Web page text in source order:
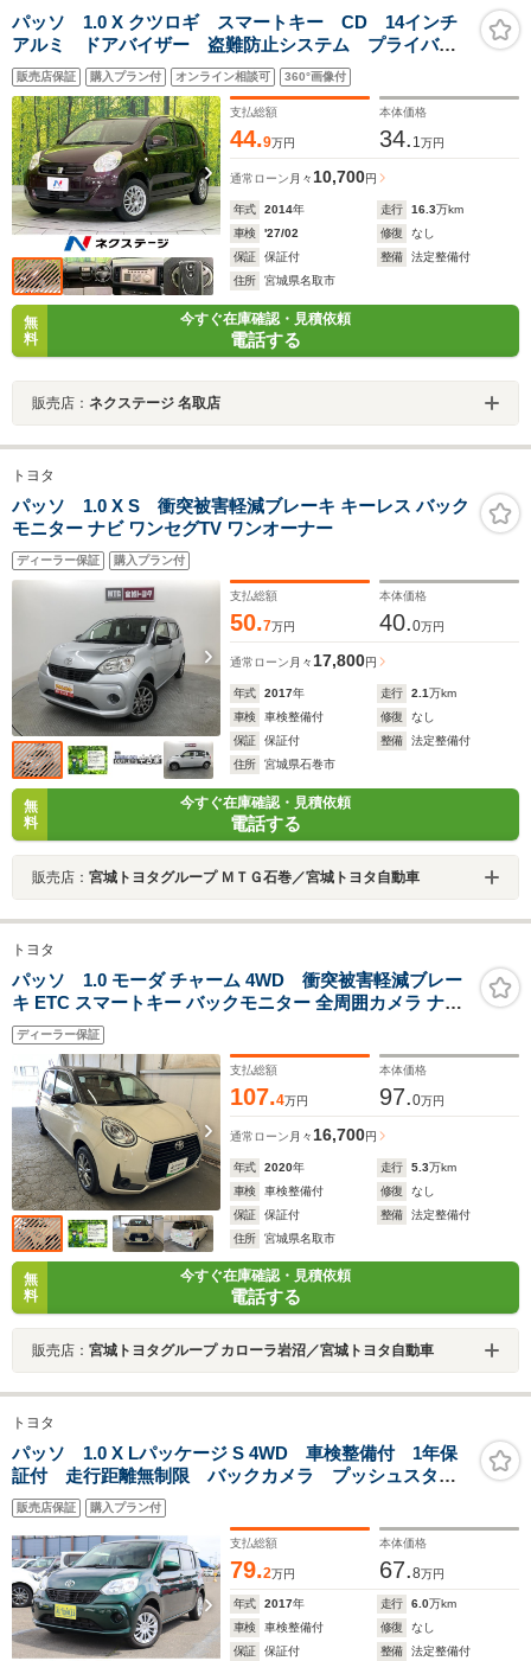
パッソ 1.0 X クツロギ スマートキー CD 14インチ
アルミ ドアバイザー 盗難防止システム プライバシ
ーガラス 電動格納ドアミラー 衝突安全ボディ パワ
ーステアリング パワーウィンドウ ベンチシート
販売店保証 購入プラン付 オンライン相談可 360°画像付
支払総額
44.9万円
本体価格
34. 1万円
通常ローン 月々 10,700円
年式 2014年 走行 16.3万km
車検
'27/02 修復
なし
保証
保証付 整備
法定整備付
住所
宮城県名取市
無
料
今すぐ在庫確認・見積依頼
電話する
販売店： ネクステージ 名取店
トヨタ
パッソ 1.0 X S 衝突被害軽減ブレーキ キーレス バック
モニター ナビ ワンセグTV ワンオーナー
ディーラー保証 購入プラン付
支払総額
50.7万円
本体価格
40.0万円
通常ローン 月々 17,800円
年式 2017年 走行 2.1万km
車検
車検整備付 修復
なし
保証
保証付 整備
法定整備付
住所
宮城県石巻市
無
料
今すぐ在庫確認・見積依頼
電話する
販売店： 宮城トヨタグループ ＭＴＧ石巻／宮城トヨタ自動車
トヨタ
パッソ 1.0 モーダ チャーム 4WD 衝突被害軽減ブレー
キ ETC スマートキー バックモニター 全周囲カメラ ナビ
ワンセグTV
ディーラー保証
支払総額
107.4万円
本体価格
97.0万円
通常ローン 月々 16,700円
年式 2020年 走行 5.3万km
車検
車検整備付 修復
なし
保証
保証付 整備
法定整備付
住所
宮城県名取市
無
料
今すぐ在庫確認・見積依頼
電話する
販売店： 宮城トヨタグループ カローラ岩沼／宮城トヨタ自動車
トヨタ
パッソ 1.0 X Lパッケージ S 4WD 車検整備付 1年保
証付 走行距離無制限 バックカメラ プッシュスター
ト ETC ナビ ドラレコ
販売店保証 購入プラン付
支払総額
79.2万円
本体価格
67.8万円
年式 2017年 走行 6.0万km
車検
車検整備付 修復
なし
保証
保証付 整備 法定整備付